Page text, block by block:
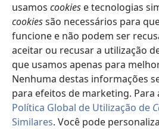
usamos cookies e tecnologias
cookiessão necessários para
funcione e não podem ser
aceitar ou recusar a utilização
que usamos apenas para
Nenhuma destas informações
para efeitos de marketing. Para
Política Global de Utilização de
Similares. Você pode